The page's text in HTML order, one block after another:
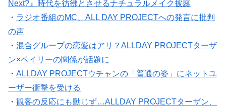
Next?』時代を彷彿とさせるナチュラルメイク披露
・ ラジオ番組のMC、ALL DAY PROJECTへの発言に批判
の声
・ 混合グループの恋愛はアリ？ALLDAY PROJECTターザ
ン×ベイリーの関係が話題に
・ ALLDAY PROJECTウチャンの「普通の姿」にネットユ
ーザー衝撃を受ける
・ 観客の反応にも動じず…ALLDAY PROJECTターザン、